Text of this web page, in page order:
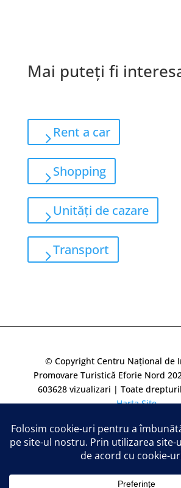
Mai puteți fi
Rent a car
Shopping
Unități de cazare
Transport
© Copyright Centru Național de
Promovare Turistică Eforie Nord
603628vizualizari | Toate
Harta Site